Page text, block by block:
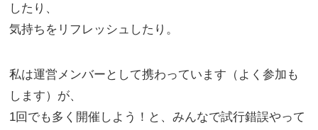
したり、
気持ちをリフレッシュしたり。
私は運営メンバーとして携わっています（よく参加も
します）が、
1回でも多く開催しよう！と、みんなで試行錯誤やって